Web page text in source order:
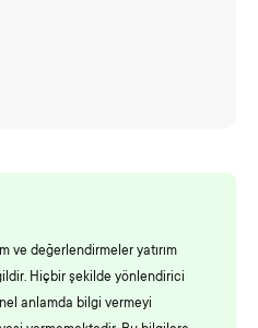
ve değerlendirmeler yatırım
Hiçbir şekilde yönlendirici
anlamda bilgi vermeyi